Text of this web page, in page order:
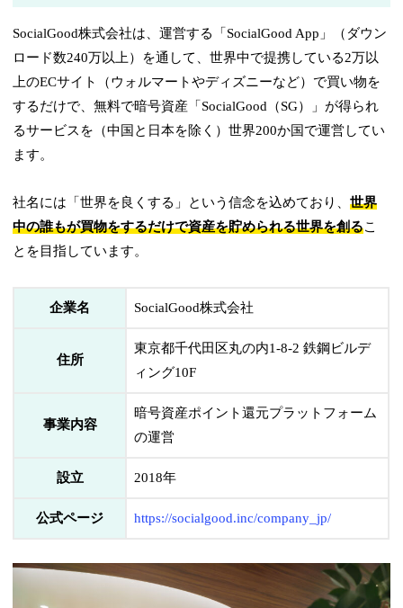
SocialGood株式会社は、運営する「SocialGood App」（ダウン
ロード数240万以上）を通して、世界中で提携している2万以
上のECサイト（ウォルマートやディズニーなど）で買い物を
するだけで、無料で暗号資産「SocialGood（SG）」が得られ
るサービスを（中国と日本を除く）世界200か国で運営してい
ます。
社名には「世界を良くする」という信念を込めており、世界
中の誰もが買物をするだけで資産を貯められる世界を創るこ
とを目指しています。
企業名 SocialGood株式会社
住所
東京都千代田区丸の内1-8-2 鉄鋼ビルデ
ィング10F
事業内容
暗号資産ポイント還元プラットフォーム
の運営
設立 2018年
公式ページ https://socialgood.inc/company_jp/